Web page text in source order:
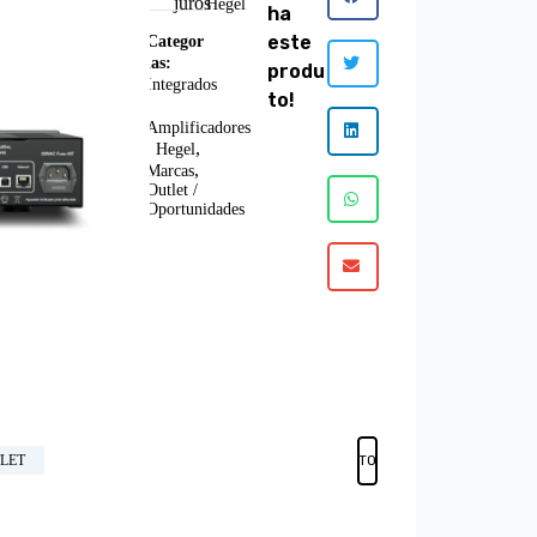
Adicionar
Categor
ias:
Integrados
Amplificadores
Hegel,
Marcas,
Outlet /
Oportunidades
Hegel
ha
este
produ
to!
FAVORITOS